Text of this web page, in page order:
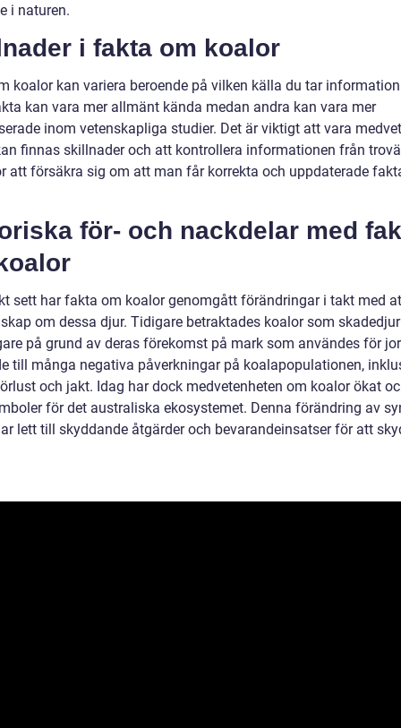
i naturen.
i fakta om koalor
koalor kan variera beroende på vilken källa du tar
kan vara mer allmänt kända medan andra kan vara mer
inom vetenskapliga studier. Det är viktigt att vara
finnas skillnader och att kontrollera informationen från
att försäkra sig om att man får korrekta och uppdaterade
för- och nackdelar med
sett har fakta om koalor genomgått förändringar i takt med
om dessa djur. Tidigare betraktades koalor som
på grund av deras förekomst på mark som användes för
till många negativa påverkningar på koalapopulationen,
och jakt. Idag har dock medvetenheten om koalor ökat
för det australiska ekosystemet. Denna förändring av
lett till skyddande åtgärder och bevarandeinsatser för att